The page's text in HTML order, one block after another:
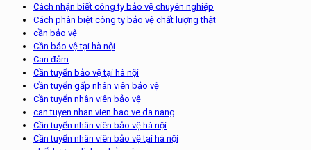
Cách nhận biết công ty bảo vệ chuyên nghiệp
Cách phân biệt công ty bảo vệ chất lượng thật
cần bảo vệ
Cần bảo vệ tại hà nội
Can đảm
Cần tuyển bảo vệ tại hà nội
Cần tuyển gấp nhân viên bảo vệ
Cần tuyển nhân viên bảo vệ
can tuyen nhan vien bao ve da nang
Cần tuyển nhân viên bảo vệ hà nội
Cần tuyển nhân viên bảo vệ tại hà nội